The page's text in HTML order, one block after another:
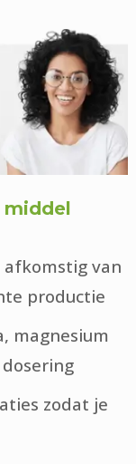
middel
van
productie
magnesium
zodat je